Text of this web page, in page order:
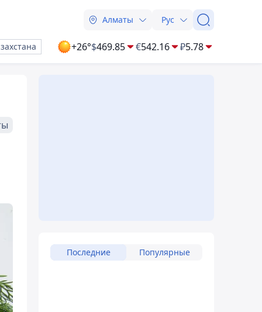
Алматы Рус
+26°$469.85 €542.16 ₽5.78
Последние Популярные